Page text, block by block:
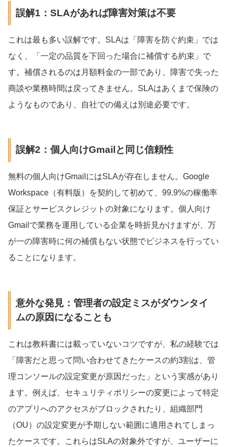
誤解1：SLAがあれば障害対策は不要
これは最も多い誤解です。SLAは「障害を防ぐ約束」では
なく、「一定の品質を下回った場合に補償する約束」で
す。補償されるのは月額料金の一部であり、障害で失った
商談や業務時間は戻ってきません。SLAはあくまで保険の
ようなものであり、自社での備えは別途必要です。
誤解2：個人向けGmailと同じ信頼性
無料の個人向けGmailにはSLAが存在しません。Google
Workspace（有料版）を契約して初めて、99.9%の稼働率
保証とサービスクレジットの対象になります。個人向け
Gmailで業務を運用している企業を時折見かけますが、万
が一の障害時に何の補償もない状態でビジネスを行ってい
ることになります。
意外な発見：管理者の設定ミスがダウンタイ
ムの原因になることも
これは教科書には載っていないコツですが、私の経験では
「障害だと思って問い合わせてきたケースの約3割は、管
理コンソールの設定変更が原因だった」という実感があり
ます。例えば、セキュリティポリシーの変更によって特定
のアプリへのアクセスがブロックされたり、組織部門
（OU）の設定変更が予期しない範囲に適用されてしまっ
たケースです。これらはSLAの対象外ですが、ユーザーに